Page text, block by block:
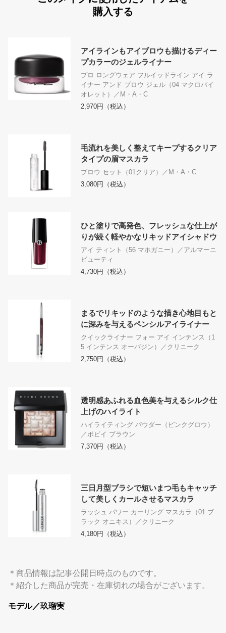
購入する
アイラインもアイブロウも描けるディー
プカラーのジェルライナー
プロ ロングウェア フルイッドライン アイ ラ
イナー アンド ブロウ ジェル（04 マクロバイ
オレット）／M・A・C
2,970円（税込）
毛流れを美しく整えてキープするクリア
タイプの眉マスカラ
ブロウ セット（01クリア）／M・A・C
3,080円（税込）
ひと塗りで高発色、フレッシュな仕上が
りが続く軽やかなリキッドアイシャドウ
アイ ティント（56 マホガニー）／アルマーニ
ビューティ
4,730円（税込）
まるでリキッドのような描き心地目もと
に深みを与えるペンシルアイライナー
クイックライナー フォー アイ インテンス（1
5 インテンス オーバジン）／クリニーク
2,750円（税込）
透明感あふれる血色美を与えるシルク仕
上げのハイライト
ハイライティング パウダー（ピンクグロウ）
／ボビイ ブラウン
7,370円（税込）
三日月型ブラシで短いまつ毛もキャッチ
して美しくカールさせるマスカラ
ラッシュ パワー カーリング マスカラ（01 ブ
ラック オニキス）／クリニーク
4,180円（税込）
＊商品情報は記事公開日時点のものです。
＊紹介した商品が完売・在庫切れの場合がございます。
モデル／玖瑠実